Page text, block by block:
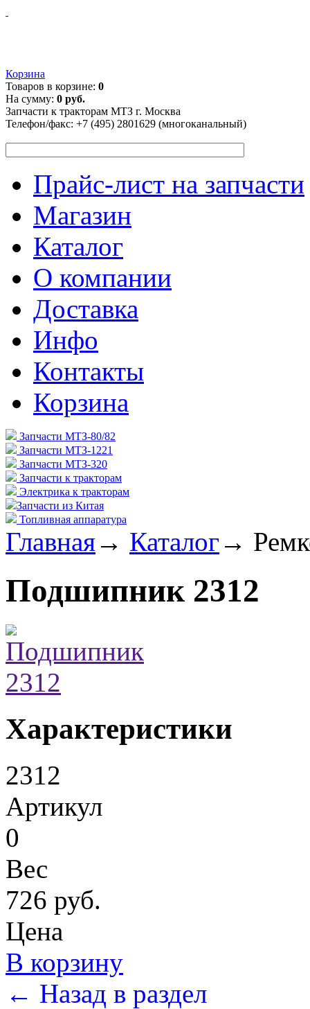
Корзина
Товаров в корзине: 0
На сумму: 0 руб.
Запчасти к тракторам МТЗ г. Москва
Телефон/факс: +7 (495) 2801629 (многоканальный)
Прайс-лист на запчасти
Магазин
Каталог
О компании
Доставка
Инфо
Контакты
Корзина
Запчасти МТЗ-80/82
Запчасти МТЗ-1221
Запчасти МТЗ-320
Запчасти к тракторам
Электрика к тракторам
Запчасти из Китая
Топливная аппаратура
Главная→ Каталог →
Подшипник 2312
Характеристики
2312
Артикул
0
Вес
726 руб.
Цена
В корзину
← Назад в раздел